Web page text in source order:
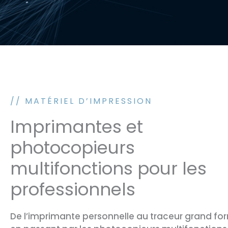
// MATÉRIEL D’IMPRESSION
Imprimantes et
photocopieurs
multifonctions pour les
professionnels
De l’imprimante personnelle au traceur grand